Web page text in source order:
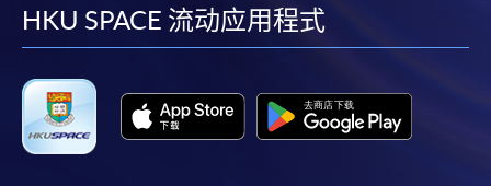
facebook
youtube
linkedin
HKU SPACE 流动应用程式